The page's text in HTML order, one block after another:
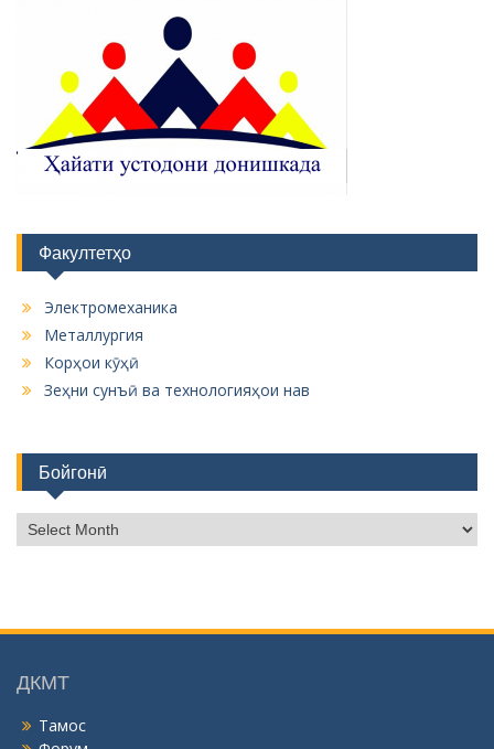
Факултетҳо
Электромеханика
Металлургия
Корҳои кӯҳӣ
Зеҳни сунъӣ ва технологияҳои нав
Бойгонӣ
о
н
ДКМТ
Тамос